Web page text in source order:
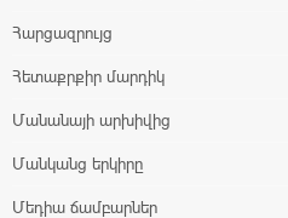
Հարցազրույց
Հետաքրքիր մարդիկ
Մանանայի արխիվից
Մանկանց երկիրը
Մեդիա ճամբարներ